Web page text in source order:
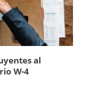
al
W-4